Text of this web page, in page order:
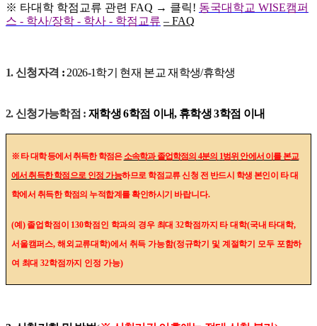
※ 타대학 학점교류 관련 FAQ → 클릭! 동국대학교 WISE캠퍼
스 - 학사/장학 - 학사 - 학점교류 – FAQ
1.신청자격 : 2026-1학기 현재 본교 재학생/휴학생
2.신청가능학점 :재학생6학점 이내, 휴학생3학점 이내
※ 타 대학 등에서 취득한 학점은 소속학과 졸업학점의 4분의 1범위 안에서 이를 본교
에서 취득한 학점으로 인정 가능하므로 학점교류 신청 전 반드시 학생 본인이 타 대
학에서 취득한 학점의 누적합계를 확인하시기 바랍니다.
(예) 졸업학점이 130학점인 학과의 경우 최대32학점까지 타 대학(국내 타대학,
서울캠퍼스, 해외교류대학)에서 취득 가능함(정규학기 및 계절학기 모두 포함하
여 최대32학점까지 인정 가능)